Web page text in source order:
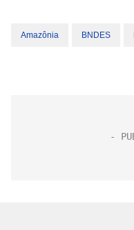
Amazônia BNDES